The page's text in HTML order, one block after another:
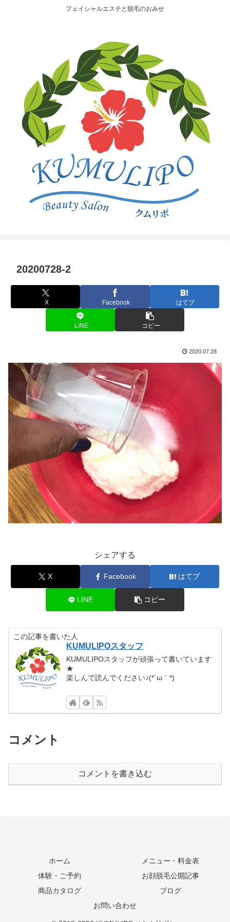
フェイシャルエステと脱毛のおみせ
20200728-2
X Facebook はてブ
LINE コピー
2020.07.28
シェアする
X Facebook はてブ
LINE コピー
この記事を書いた人
KUMULIPOスタッフ
KUMULIPOスタッフが頑張って書いています
★
楽しんで読んでください♪(*´ω｀*)
コメント
コメントを書き込む
ホーム
メニュー・料金表
体験・ご予約
お顔脱毛公開記事
商品カタログ
ブログ
お問い合わせ